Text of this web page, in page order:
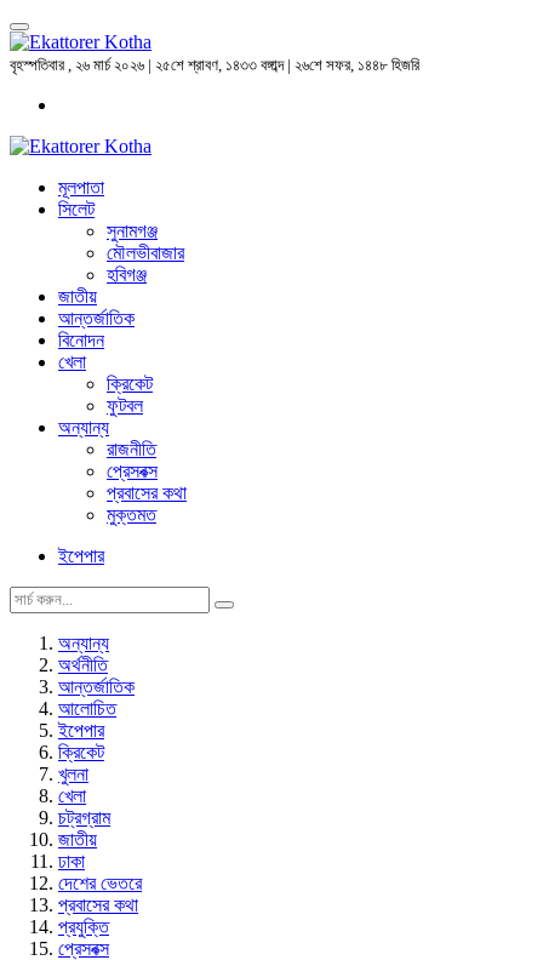
বৃহস্পতিবার , ২৬ মার্চ ২০২৬ | ২৫শে শ্রাবণ, ১৪৩৩ বঙ্গাব্দ | ২৬শে সফর, ১৪৪৮ হিজরি
মূলপাতা
সিলেট
সুনামগঞ্জ
মৌলভীবাজার
হবিগঞ্জ
জাতীয়
আন্তর্জাতিক
বিনোদন
খেলা
ক্রিকেট
ফুটবল
অন্যান্য
রাজনীতি
প্রেসবক্স
প্রবাসের কথা
মুক্তমত
ইপেপার
অন্যান্য
অর্থনীতি
আন্তর্জাতিক
আলোচিত
ইপেপার
ক্রিকেট
খুলনা
খেলা
চট্রগ্রাম
জাতীয়
ঢাকা
দেশের ভেতরে
প্রবাসের কথা
প্রযুক্তি
প্রেসবক্স